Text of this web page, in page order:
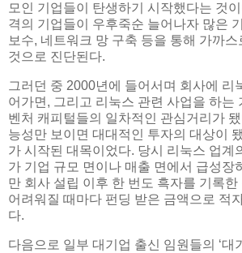
모인 기업들이 탄생하기 시작했다는 것
격의 기업들이 우후죽순 늘어나자 많은
보수, 네트워크 망 구축 등을 통해 가까
것으로 진단된다.
그러던 중 2000년에 들어서며 회사에 리
어가면, 그리고 리눅스 관련 사업을 하는
벤처 캐피털들의 일차적인 관심거리가
능성만 보이면 대대적인 투자의 대상이
가 시작된 대목이었다. 당시 리눅스 업계
가 기업 규모 면이나 매출 면에서 급성장
만 회사 설립 이후 한 번도 흑자를 기록
어려워질 때마다 펀딩 받은 금액으로 적
다.
다음으로 일부 대기업 출신 임원들의 ‘대